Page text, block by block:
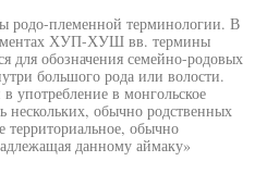
родо-племенной терминологии. В
ХУП-ХУШ вв. термины
для обозначения семейно-родовых
большого рода или волости.
в монгольское
нескольких, обычно родственных
территориальное, обычно
данному аймаку»